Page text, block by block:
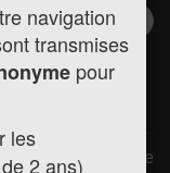
navigation
transmises
pour
les
2 ans)
Valider
la bienvenue